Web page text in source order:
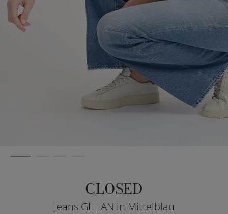
CLOSED
Jeans GILLAN in Mittelblau